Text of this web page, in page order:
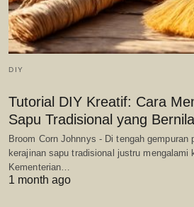
DIY
Tutorial DIY Kreatif: Cara
Sapu Tradisional yang
Broom Corn Johnnys - Di tengah gempuran
kerajinan sapu tradisional justru mengalami
Kementerian…
1 month ago